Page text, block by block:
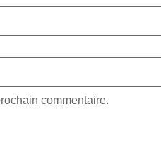
commentaire.